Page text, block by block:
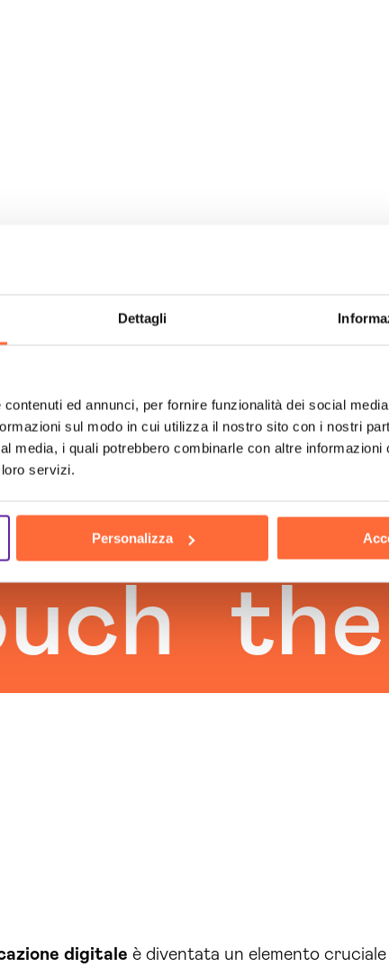
Dettagli
ed annunci, per fornire funzionalità dei social
sul modo in cui utilizza il nostro sito con i nostri
media, i quali potrebbero combinarle con altre informazioni
servizi.
Personalizza
the
digitale è diventata un elemento